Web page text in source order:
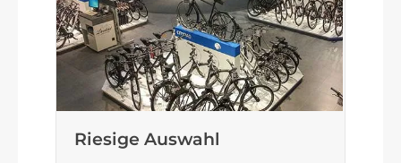
Motor
Bosch Drive Unit Performance Line CX max.
100Nm (BDU38)
Kette
KMC e12
Riesige Auswahl